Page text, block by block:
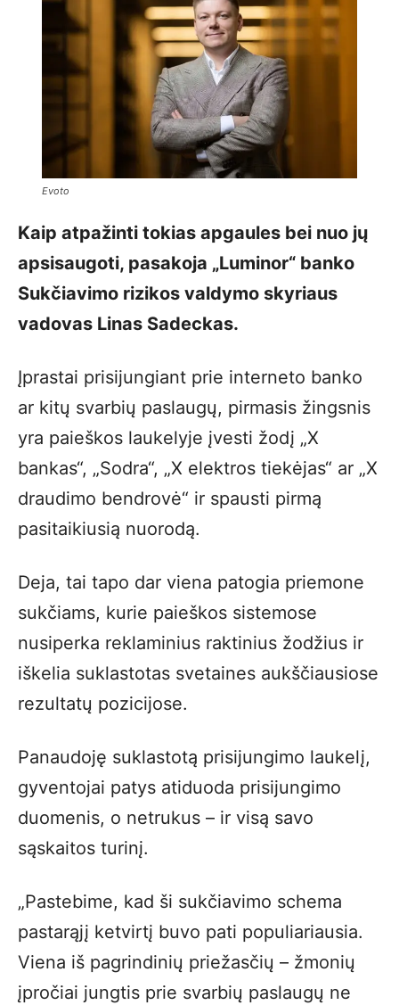
Evoto
Kaip atpažinti tokias apgaules bei nuo jų
apsisaugoti, pasakoja „Luminor“ banko
Sukčiavimo rizikos valdymo skyriaus
vadovas Linas Sadeckas.
Įprastai prisijungiant prie interneto banko
ar kitų svarbių paslaugų, pirmasis žingsnis
yra paieškos laukelyje įvesti žodį „X
bankas“, „Sodra“, „X elektros tiekėjas“ ar „X
draudimo bendrovė“ ir spausti pirmą
pasitaikiusią nuorodą.
Deja, tai tapo dar viena patogia priemone
sukčiams, kurie paieškos sistemose
nusiperka reklaminius raktinius žodžius ir
iškelia suklastotas svetaines aukščiausiose
rezultatų pozicijose.
Panaudoję suklastotą prisijungimo laukelį,
gyventojai patys atiduoda prisijungimo
duomenis, o netrukus – ir visą savo
sąskaitos turinį.
„Pastebime, kad ši sukčiavimo schema
pastarąjį ketvirtį buvo pati populiariausia.
Viena iš pagrindinių priežasčių – žmonių
įpročiai jungtis prie svarbių paslaugų ne